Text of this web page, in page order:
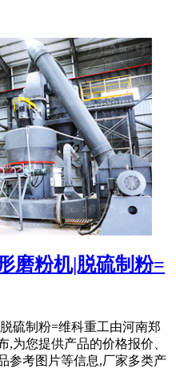
磨粉机|脱硫制粉=
硫制粉=维科重工由河南郑
,为您提供产品的价格报价、
参考图片等信息,厂家多类产